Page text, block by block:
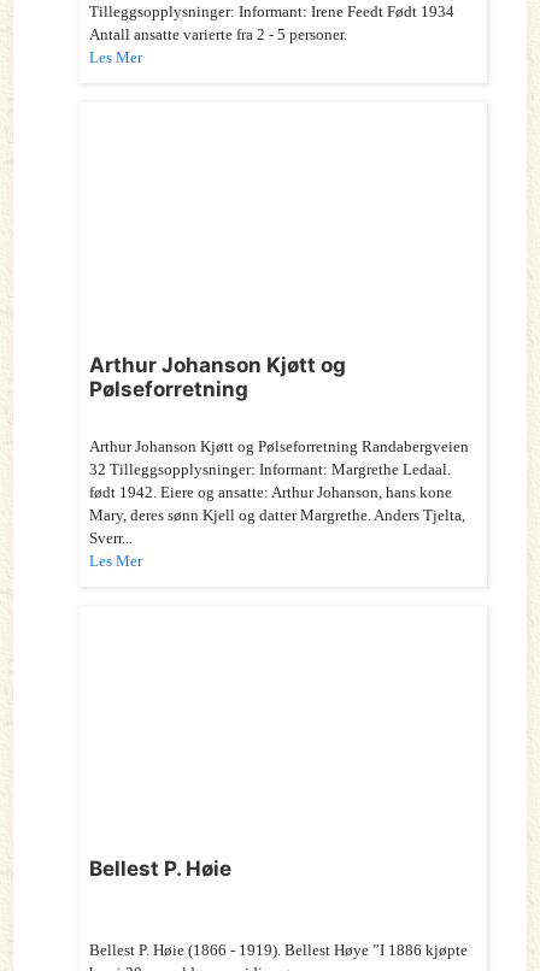
Tilleggsopplysninger: Informant: Irene Feedt Født 1934
Antall ansatte varierte fra 2 - 5 personer.
Les Mer
Arthur Johanson Kjøtt og
Pølseforretning
Arthur Johanson Kjøtt og Pølseforretning Randabergveien
32 Tilleggsopplysninger: Informant: Margrethe Ledaal.
født 1942. Eiere og ansatte: Arthur Johanson, hans kone
Mary, deres sønn Kjell og datter Margrethe. Anders Tjelta,
Sverr...
Les Mer
Bellest P. Høie
Bellest P. Høie (1866 - 1919). Bellest Høye ”I 1886 kjøpte